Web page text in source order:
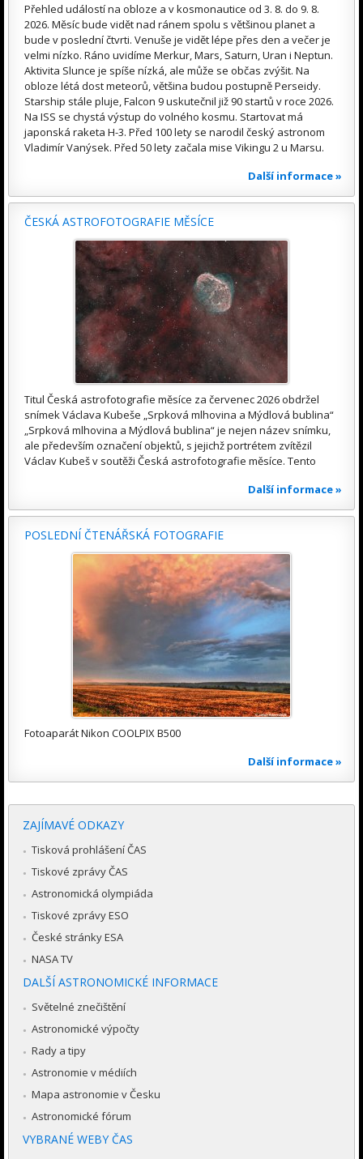
Přehled událostí na obloze a v kosmonautice od 3. 8. do 9. 8.
2026. Měsíc bude vidět nad ránem spolu s většinou planet a
bude v poslední čtvrti. Venuše je vidět lépe přes den a večer je
velmi nízko. Ráno uvidíme Merkur, Mars, Saturn, Uran i Neptun.
Aktivita Slunce je spíše nízká, ale může se občas zvýšit. Na
obloze létá dost meteorů, většina budou postupně Perseidy.
Starship stále pluje, Falcon 9 uskutečnil již 90 startů v roce 2026.
Na ISS se chystá výstup do volného kosmu. Startovat má
japonská raketa H-3. Před 100 lety se narodil český astronom
Vladimír Vanýsek. Před 50 lety začala mise Vikingu 2 u Marsu.
Další informace »
ČESKÁ ASTROFOTOGRAFIE MĚSÍCE
Titul Česká astrofotografie měsíce za červenec 2026 obdržel
snímek Václava Kubeše „Srpková mlhovina a Mýdlová bublina“
„Srpková mlhovina a Mýdlová bublina“ je nejen název snímku,
ale především označení objektů, s jejichž portrétem zvítězil
Václav Kubeš v soutěži Česká astrofotografie měsíce. Tento
Další informace »
POSLEDNÍ ČTENÁŘSKÁ FOTOGRAFIE
Fotoaparát Nikon COOLPIX B500
Další informace »
ZAJÍMAVÉ ODKAZY
Tisková prohlášení ČAS
Tiskové zprávy ČAS
Astronomická olympiáda
Tiskové zprávy ESO
České stránky ESA
NASA TV
DALŠÍ ASTRONOMICKÉ INFORMACE
Světelné znečištění
Astronomické výpočty
Rady a tipy
Astronomie v médiích
Mapa astronomie v Česku
Astronomické fórum
VYBRANÉ WEBY ČAS